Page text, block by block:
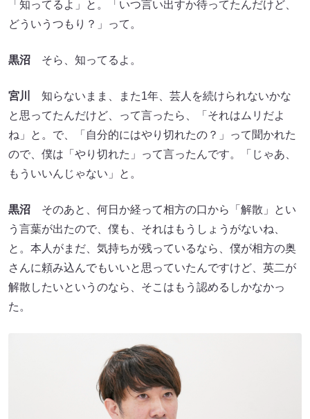
「知ってるよ」と。「いつ言い出すか待ってたんだけど、
どういうつもり？」って。
黒沼 そら、知ってるよ。
宮川
知らないまま、また1年、芸人を続けられないかな
と思ってたんだけど、って言ったら、「それはムリだよ
ね」と。で、「自分的にはやり切れたの？」って聞かれた
ので、僕は「やり切れた」って言ったんです。「じゃあ、
もういいんじゃない」と。
黒沼 そのあと、何日か経って相方の口から「解散」とい
う言葉が出たので、僕も、それはもうしょうがないね、
と。本人がまだ、気持ちが残っているなら、僕が相方の奥
さんに頼み込んでもいいと思っていたんですけど、英二が
解散したいというのなら、そこはもう認めるしかなかっ
た。